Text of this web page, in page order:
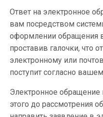
Ответ на электронное
вам посредством
оформлении обращения
проставив галочки, что
электронному или
поступит согласно
Электронное
этого до рассмотрения